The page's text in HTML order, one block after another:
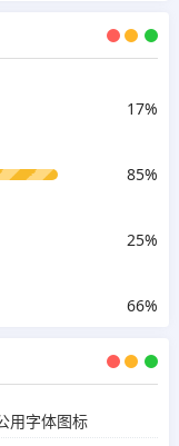
17%
85%
25%
66%
用字体图标